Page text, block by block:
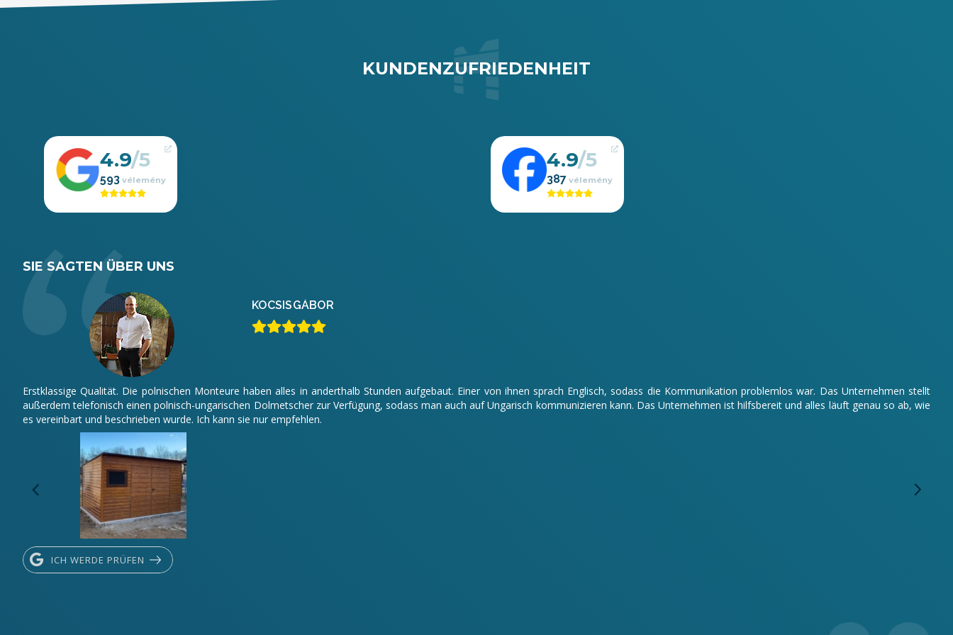
KUNDENZUFRIEDENHEIT
4.9
593
4.9
387
SIE SAGTEN ÜBER UNS
KOCSISGÁBOR
Erstklassige Qualität. Die polnischen Monteure haben alles in anderthalb Stunden aufgebaut. Einer von ihnen sprach Englisch, sodass die Kommunikation problemlos war. Das Unternehmen stellt
außerdem telefonisch einen polnisch-ungarischen Dolmetscher zur Verfügung, sodass man auch auf Ungarisch kommunizieren kann. Das Unternehmen ist hilfsbereit und alles läuft genau so ab, wie
es vereinbart und beschrieben wurde. Ich kann sie nur empfehlen.
ICH WERDE PRÜFEN